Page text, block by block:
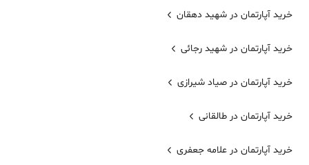
خرید آپارتمان در شهید دهقان
خرید آپارتمان در شهید رجائی
خرید آپارتمان در صیاد شیرازی
خرید آپارتمان در طالقانی
خرید آپارتمان در علامه جعفری